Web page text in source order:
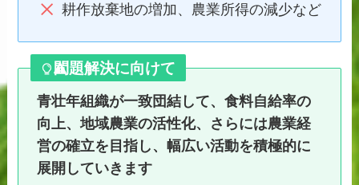
耕作放棄地の増加、農業所得の減少など
問題解決に向けて
青壮年組織が一致団結して、食料自給率の
向上、地域農業の活性化、さらには農業経
営の確立を目指し、幅広い活動を積極的に
展開していきます